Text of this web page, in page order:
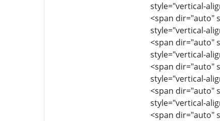
style="vertical-
<span dir="auto"
style="vertical-
<span dir="auto"
style="vertical-
<span dir="auto"
style="vertical-
<span dir="auto"
style="vertical-
<span dir="auto"